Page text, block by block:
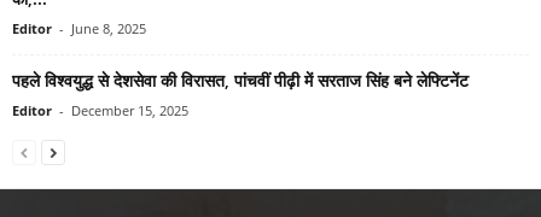
Editor - June 8, 2025
पहले विश्वयुद्ध से देशसेवा की विरासत, पांचवीं पीढ़ी में सरताज सिंह बने लेफ्टिनेंट
Editor - December 15, 2025